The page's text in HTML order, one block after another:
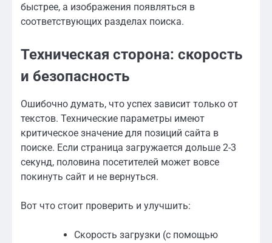
быстрее, а изображения появляться в
соответствующих разделах поиска.
Техническая сторона: скорость
и безопасность
Ошибочно думать, что успех зависит только от
текстов. Технические параметры имеют
критическое значение для позиций сайта в
поиске. Если страница загружается дольше 2-3
секунд, половина посетителей может вовсе
покинуть сайт и не вернуться.
Вот что стоит проверить и улучшить:
Скорость загрузки (с помощью